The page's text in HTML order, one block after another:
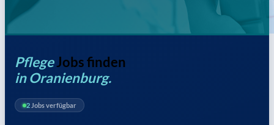
PflegeJobs finden
in Oranienburg.
2 Jobs verfügbar